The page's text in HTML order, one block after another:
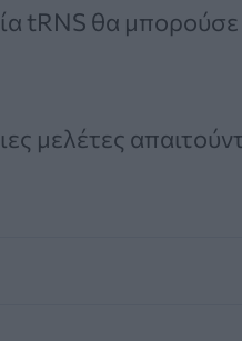
tRNS θα μπορούσε
μελέτες